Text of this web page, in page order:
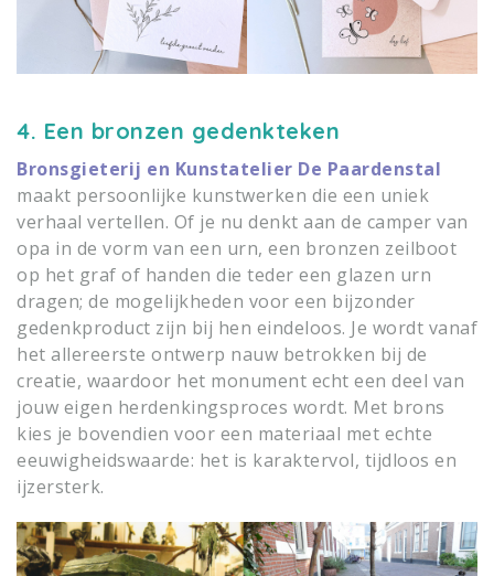
4. Een bronzen gedenkteken
Bronsgieterij en Kunstatelier De Paardenstal
maakt persoonlijke kunstwerken die een uniek
verhaal vertellen. Of je nu denkt aan de camper van
opa in de vorm van een urn, een bronzen zeilboot
op het graf of handen die teder een glazen urn
dragen; de mogelijkheden voor een bijzonder
gedenkproduct zijn bij hen eindeloos. Je wordt vanaf
het allereerste ontwerp nauw betrokken bij de
creatie, waardoor het monument echt een deel van
jouw eigen herdenkingsproces wordt. Met brons
kies je bovendien voor een materiaal met echte
eeuwigheidswaarde: het is karaktervol, tijdloos en
ijzersterk.